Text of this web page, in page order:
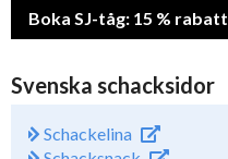
Boka SJ-tåg: 15 % rabatt
Svenska schacksidor
Schackelina